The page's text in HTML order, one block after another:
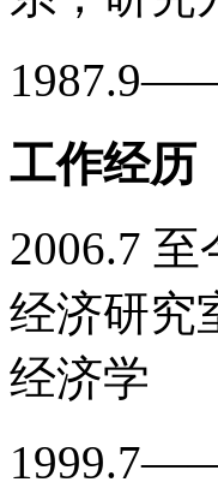
工作经历
2006.7
经济研究
经济学